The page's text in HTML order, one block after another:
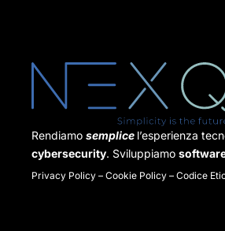
Rendiamo semplice l’esperienza
cybersecurity. Sviluppiamo
Privacy Policy – Cookie Policy – Codice